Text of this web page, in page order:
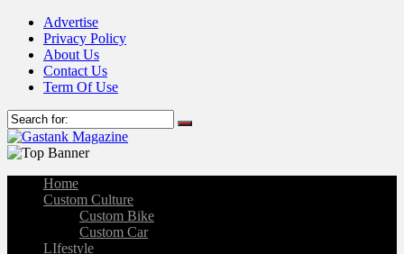
Advertise
Privacy Policy
About Us
Contact Us
Term Of Use
Home
Custom Culture
Custom Bike
Custom Car
LIfestyle